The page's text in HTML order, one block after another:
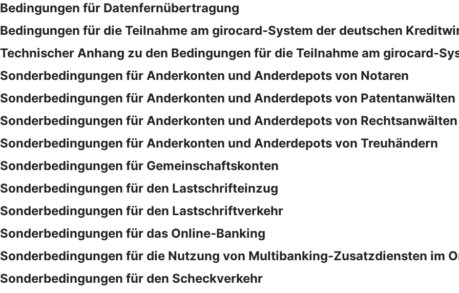
Bedingungen für Datenfernübertragung
Bedingungen für die Teilnahme am girocard-System der deutschen
Technischer Anhang zu den Bedingungen für die Teilnahme am girocard-
Sonderbedingungen für Anderkonten und Anderdepots von Notaren
Sonderbedingungen für Anderkonten und Anderdepots von Patentanwälten
Sonderbedingungen für Anderkonten und Anderdepots von Rechtsanwälten
Sonderbedingungen für Anderkonten und Anderdepots von Treuhändern
Sonderbedingungen für Gemeinschaftskonten
Sonderbedingungen für den Lastschrifteinzug
Sonderbedingungen für den Lastschriftverkehr
Sonderbedingungen für das Online-Banking
Sonderbedingungen für die Nutzung von Multibanking-Zusatzdiensten im
Sonderbedingungen für den Scheckverkehr